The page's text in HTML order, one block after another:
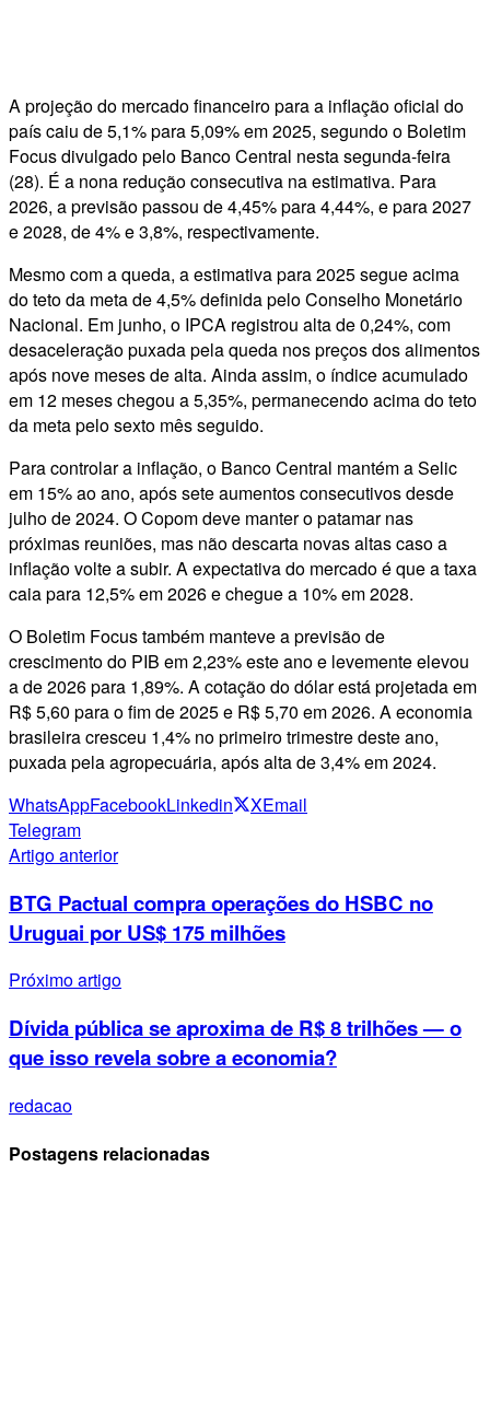
A projeção do mercado financeiro para a inflação oficial do
país caiu de 5,1% para 5,09% em 2025, segundo o Boletim
Focus divulgado pelo Banco Central nesta segunda-feira
(28). É a nona redução consecutiva na estimativa. Para
2026, a previsão passou de 4,45% para 4,44%, e para 2027
e 2028, de 4% e 3,8%, respectivamente.
Mesmo com a queda, a estimativa para 2025 segue acima
do teto da meta de 4,5% definida pelo Conselho Monetário
Nacional. Em junho, o IPCA registrou alta de 0,24%, com
desaceleração puxada pela queda nos preços dos alimentos
após nove meses de alta. Ainda assim, o índice acumulado
em 12 meses chegou a 5,35%, permanecendo acima do teto
da meta pelo sexto mês seguido.
Para controlar a inflação, o Banco Central mantém a Selic
em 15% ao ano, após sete aumentos consecutivos desde
julho de 2024. O Copom deve manter o patamar nas
próximas reuniões, mas não descarta novas altas caso a
inflação volte a subir. A expectativa do mercado é que a taxa
caia para 12,5% em 2026 e chegue a 10% em 2028.
O Boletim Focus também manteve a previsão de
crescimento do PIB em 2,23% este ano e levemente elevou
a de 2026 para 1,89%. A cotação do dólar está projetada em
R$ 5,60 para o fim de 2025 e R$ 5,70 em 2026. A economia
brasileira cresceu 1,4% no primeiro trimestre deste ano,
puxada pela agropecuária, após alta de 3,4% em 2024.
WhatsAppFacebookLinkedin XEmail
Telegram
Artigo anterior
BTG Pactual compra operações do HSBC no
Uruguai por US$ 175 milhões
Próximo artigo
Dívida pública se aproxima de R$ 8 trilhões — o
que isso revela sobre a economia?
redacao
Postagens relacionadas